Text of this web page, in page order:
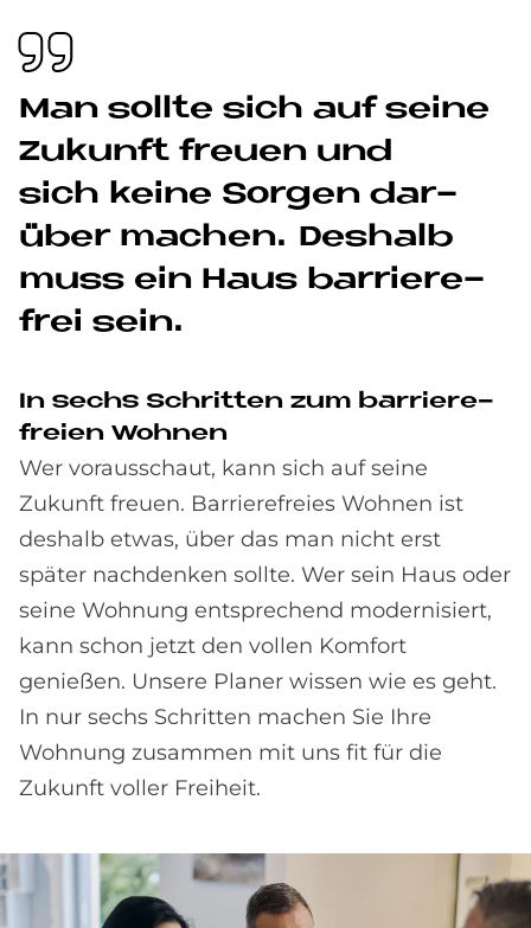
Man soll­te sich auf sei­ne
Zu­kun­ft freu­en und
sich kei­ne Sor­gen dar­
über ma­chen. Des­halb
muss ein Haus bar­rie­re­
frei sein.
In sechs Schrit­ten zum bar­rie­re­
frei­en Woh­nen
Wer vorausschaut, kann sich auf seine
Zukunft freuen. Barrierefreies Wohnen ist
deshalb etwas, über das man nicht erst
später nachdenken sollte. Wer sein Haus oder
seine Wohnung entsprechend modernisiert,
kann schon jetzt den vollen Komfort
genießen. Unsere Planer wissen wie es geht.
In nur sechs Schritten machen Sie Ihre
Wohnung zusammen mit uns fit für die
Zukunft voller Freiheit.